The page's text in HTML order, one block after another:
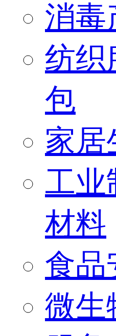
消毒
纺织
包
家居
工业
材料
食品
微生